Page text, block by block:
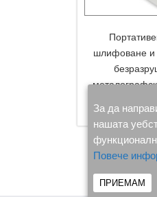
шлифоване и
За да
нашата
Повече
ПРИЕМАМ